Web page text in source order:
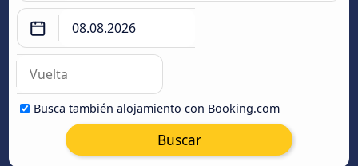
Busca también alojamiento con Booking.com
Buscar